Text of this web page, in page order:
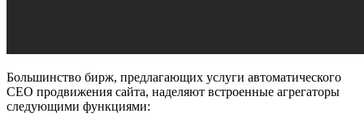
Большинство бирж, предлагающих услуги автоматического
СЕО продвижения сайта, наделяют встроенные агрегаторы
следующими функциями: